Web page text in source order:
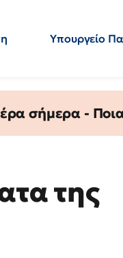
Υπουργείο
σήμερα -
της